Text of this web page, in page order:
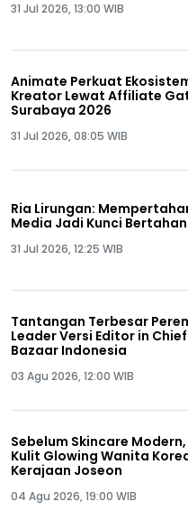
31 Jul 2026, 13:00 WIB
Animate Perkuat
Kreator Lewat Affiliate
Surabaya 2026
31 Jul 2026, 08:05 WIB
Ria Lirungan:
Media Jadi Kunci
31 Jul 2026, 12:25 WIB
Tantangan Terbesar
Leader Versi Editor in
Bazaar Indonesia
03 Agu 2026, 12:00 WIB
Sebelum Skincare
Kulit Glowing Wanita
Kerajaan Joseon
04 Agu 2026, 19:00 WIB